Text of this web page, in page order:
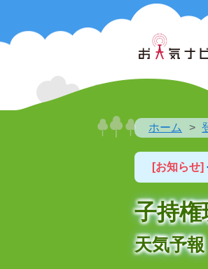
ホーム
[お知らせ]
子持
天気予報